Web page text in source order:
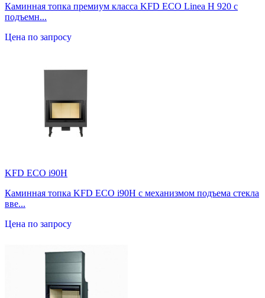
Каминная топка премиум класса KFD ECO Linea H 920 с
подъемн...
Цена по запросу
KFD ECO i90H
Каминная топка KFD ECO i90H с механизмом подъема стекла
вве...
Цена по запросу